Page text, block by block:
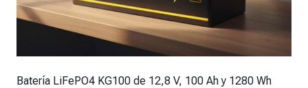
Batería LiFePO4 KG100 de 12,8 V, 100 Ah y 1280 Wh